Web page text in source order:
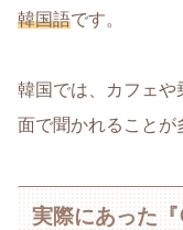
韓国語です。
韓国では、カフェや
面で聞かれることが
実際にあった